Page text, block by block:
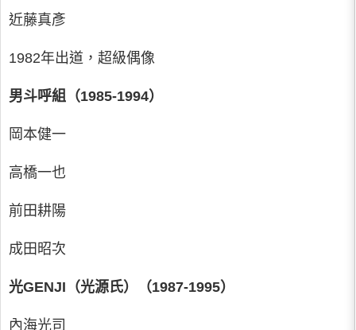
近藤真彥
1982年出道，超級偶像
男斗呼組（1985-1994）
岡本健一
高橋一也
前田耕陽
成田昭次
光GENJI（光源氏）（1987-1995）
內海光司